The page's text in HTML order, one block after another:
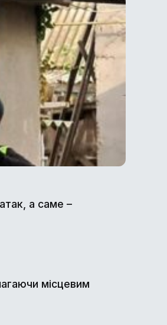
а саме –
місцевим